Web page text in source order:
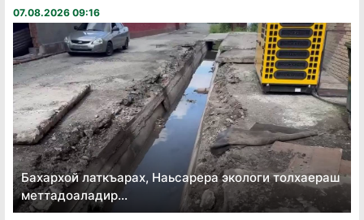
07.08.2026 09:16
Бахархой латкъарах, Наьсарера экологи толхаераш
меттадоаладир...